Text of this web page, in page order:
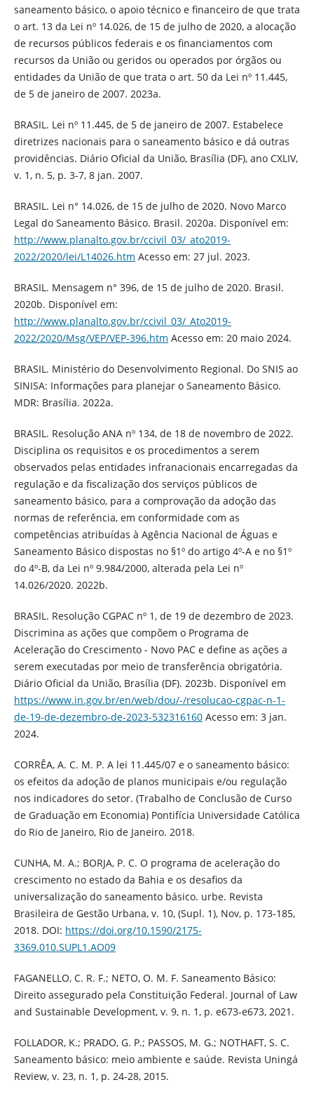
saneamento básico, o apoio técnico e financeiro de que trata
o art. 13 da Lei nº 14.026, de 15 de julho de 2020, a alocação
de recursos públicos federais e os financiamentos com
recursos da União ou geridos ou operados por órgãos ou
entidades da União de que trata o art. 50 da Lei nº 11.445,
de 5 de janeiro de 2007. 2023a.
BRASIL. Lei nº 11.445, de 5 de janeiro de 2007. Estabelece
diretrizes nacionais para o saneamento básico e dá outras
providências. Diário Oficial da União, Brasília (DF), ano CXLIV,
v. 1, n. 5, p. 3-7, 8 jan. 2007.
BRASIL. Lei n° 14.026, de 15 de julho de 2020. Novo Marco
Legal do Saneamento Básico. Brasil. 2020a. Disponível em:
http://www.planalto.gov.br/ccivil_03/_ato2019-
2022/2020/lei/L14026.htm Acesso em: 27 jul. 2023.
BRASIL. Mensagem n° 396, de 15 de julho de 2020. Brasil.
2020b. Disponível em:
http://www.planalto.gov.br/ccivil_03/_Ato2019-
2022/2020/Msg/VEP/VEP-396.htm Acesso em: 20 maio 2024.
BRASIL. Ministério do Desenvolvimento Regional. Do SNIS ao
SINISA: Informações para planejar o Saneamento Básico.
MDR: Brasília. 2022a.
BRASIL. Resolução ANA nº 134, de 18 de novembro de 2022.
Disciplina os requisitos e os procedimentos a serem
observados pelas entidades infranacionais encarregadas da
regulação e da fiscalização dos serviços públicos de
saneamento básico, para a comprovação da adoção das
normas de referência, em conformidade com as
competências atribuídas à Agência Nacional de Águas e
Saneamento Básico dispostas no §1º do artigo 4º-A e no §1º
do 4º-B, da Lei nº 9.984/2000, alterada pela Lei nº
14.026/2020. 2022b.
BRASIL. Resolução CGPAC nº 1, de 19 de dezembro de 2023.
Discrimina as ações que compõem o Programa de
Aceleração do Crescimento - Novo PAC e define as ações a
serem executadas por meio de transferência obrigatória.
Diário Oficial da União, Brasília (DF). 2023b. Disponível em
https://www.in.gov.br/en/web/dou/-/resolucao-cgpac-n-1-
de-19-de-dezembro-de-2023-532316160Acesso em: 3 jan.
2024.
CORRÊA, A. C. M. P. A lei 11.445/07 e o saneamento básico:
os efeitos da adoção de planos municipais e/ou regulação
nos indicadores do setor. (Trabalho de Conclusão de Curso
de Graduação em Economia) Pontifícia Universidade Católica
do Rio de Janeiro, Rio de Janeiro. 2018.
CUNHA, M. A.; BORJA, P. C. O programa de aceleração do
crescimento no estado da Bahia e os desafios da
universalização do saneamento básico. urbe. Revista
Brasileira de Gestão Urbana, v. 10, (Supl. 1), Nov, p. 173-185,
2018. DOI: https://doi.org/10.1590/2175-
3369.010.SUPL1.AO09
FAGANELLO, C. R. F.; NETO, O. M. F. Saneamento Básico:
Direito assegurado pela Constituição Federal. Journal of Law
and Sustainable Development, v. 9, n. 1, p. e673-e673, 2021.
FOLLADOR, K.; PRADO, G. P.; PASSOS, M. G.; NOTHAFT, S. C.
Saneamento básico: meio ambiente e saúde. Revista Uningá
Review, v. 23, n. 1, p. 24-28, 2015.